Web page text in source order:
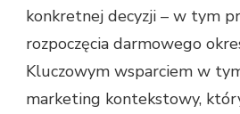
konkretnej decyzji – w tym
rozpoczęcia darmowego
Kluczowym wsparciem w
marketing kontekstowy,